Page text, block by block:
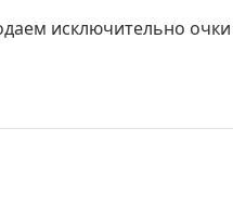
исключительно очки